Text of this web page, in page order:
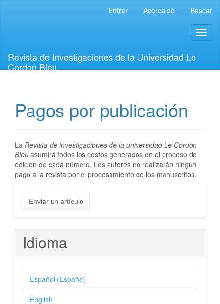
lateral
Entrar Acerca de Buscar
Revista de Investigaciones de la Universidad Le
Cordon Bleu
Pagos por publicación
La Revista de investigaciones de la universidad Le Cordon
Bleu asumirá todos los costos generados en el proceso de
edición de cada número. Los autores no realizarán ningún
pago a la revista por el procesamiento de los manuscritos.
Enviar
un
artículo
Enviar un artículo
Idioma
Español (España)
English